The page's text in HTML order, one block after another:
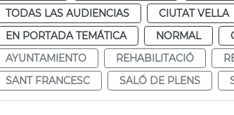
TODAS LAS AUDIENCIAS
CIUTAT VELLA
EN PORTADA TEMÁTICA
NORMAL
AYUNTAMIENTO
REHABILITACIÓ
SANT FRANCESC
SALÓ DE PLENS